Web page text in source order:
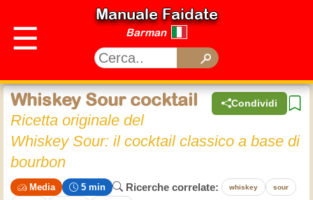
☰
Manuale Faidate
Barman
Condividi
Whiskey Sour cocktail
Ricetta originale del
Whiskey Sour: il cocktail classico a base di
bourbon
Media 5 min Ricerche correlate: whiskey sour